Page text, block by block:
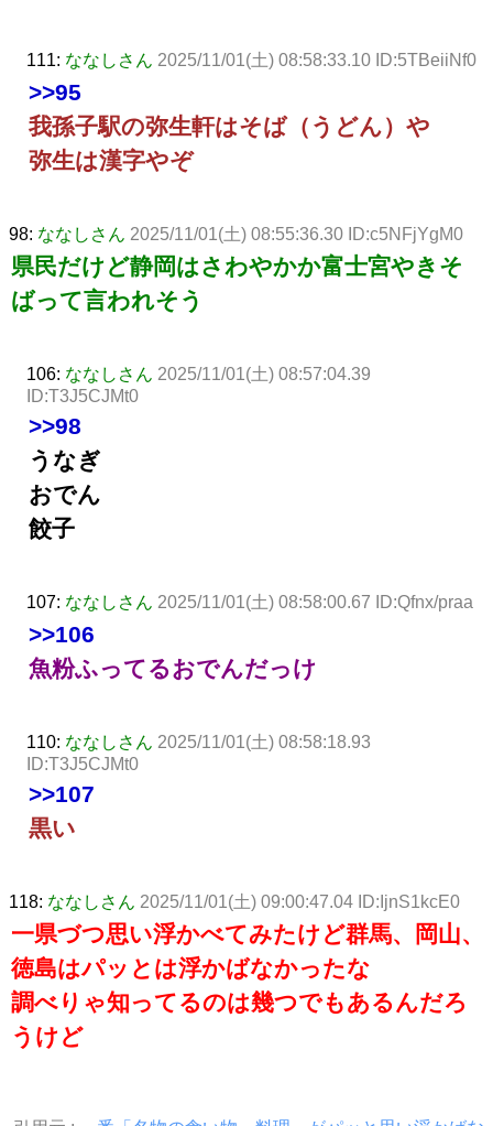
111: ななしさん 2025/11/01(土) 08:58:33.10 ID:5TBeiiNf0
>>95
我孫子駅の弥生軒はそば（うどん）や
弥生は漢字やぞ
98: ななしさん 2025/11/01(土) 08:55:36.30 ID:c5NFjYgM0
県民だけど静岡はさわやかか富士宮やきそ
ばって言われそう
106: ななしさん 2025/11/01(土) 08:57:04.39
ID:T3J5CJMt0
>>98
うなぎ
おでん
餃子
107: ななしさん 2025/11/01(土) 08:58:00.67 ID:Qfnx/praa
>>106
魚粉ふってるおでんだっけ
110: ななしさん 2025/11/01(土) 08:58:18.93
ID:T3J5CJMt0
>>107
黒い
118: ななしさん 2025/11/01(土) 09:00:47.04 ID:IjnS1kcE0
一県づつ思い浮かべてみたけど群馬、岡山、
徳島はパッとは浮かばなかったな
調べりゃ知ってるのは幾つでもあるんだろ
うけど